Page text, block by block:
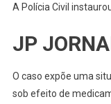
A Polícia Civil
JP
O caso expõe uma
sob efeito de